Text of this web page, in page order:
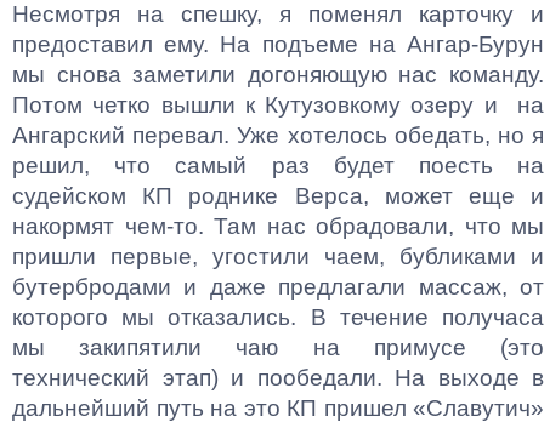
Несмотря на спешку, я поменял карточку и
предоставил ему. На подъеме на Ангар-Бурун
мы снова заметили догоняющую нас команду.
Потом четко вышли к Кутузовкому озеру и на
Ангарский перевал. Уже хотелось обедать, но я
решил, что самый раз будет поесть на
судейском КП роднике Верса, может еще и
накормят чем-то. Там нас обрадовали, что мы
пришли первые, угостили чаем, бубликами и
бутербродами и даже предлагали массаж, от
которого мы отказались. В течение получаса
мы закипятили чаю на примусе (это
технический этап) и пообедали. На выходе в
дальнейший путь на это КП пришел «Славутич»